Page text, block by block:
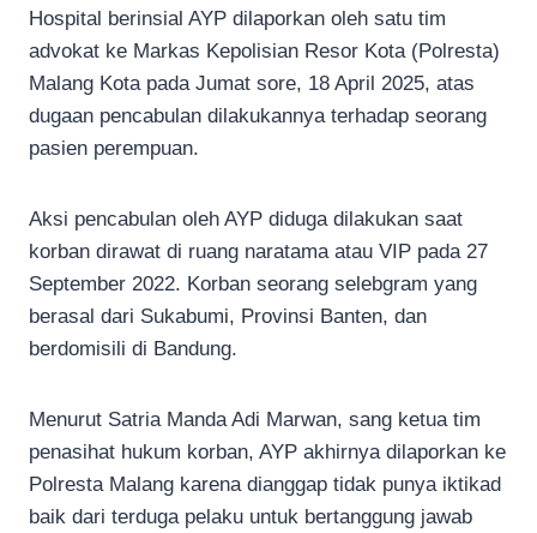
Hospital berinsial AYP dilaporkan oleh satu tim
advokat ke Markas Kepolisian Resor Kota (Polresta)
Malang Kota pada Jumat sore, 18 April 2025, atas
dugaan pencabulan dilakukannya terhadap seorang
pasien perempuan.
Aksi pencabulan oleh AYP diduga dilakukan saat
korban dirawat di ruang naratama atau VIP pada 27
September 2022. Korban seorang selebgram yang
berasal dari Sukabumi, Provinsi Banten, dan
berdomisili di Bandung.
Menurut Satria Manda Adi Marwan, sang ketua tim
penasihat hukum korban, AYP akhirnya dilaporkan ke
Polresta Malang karena dianggap tidak punya iktikad
baik dari terduga pelaku untuk bertanggung jawab